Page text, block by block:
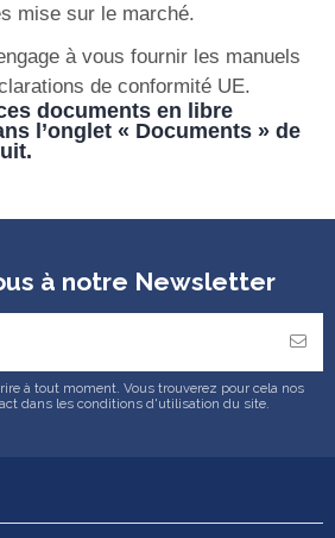
mise sur le marché.
à vous fournir les manuels
de conformité UE.
documents en libre
l’onglet « Documents » de
à notre Newsletter
à tout moment. Vous trouverez pour cela nos
dans les conditions d'utilisation du site.